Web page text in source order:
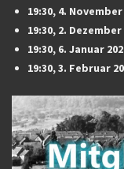
19:30, 4. November
19:30, 2. Dezember
19:30, 6. Januar
19:30,3. Februar